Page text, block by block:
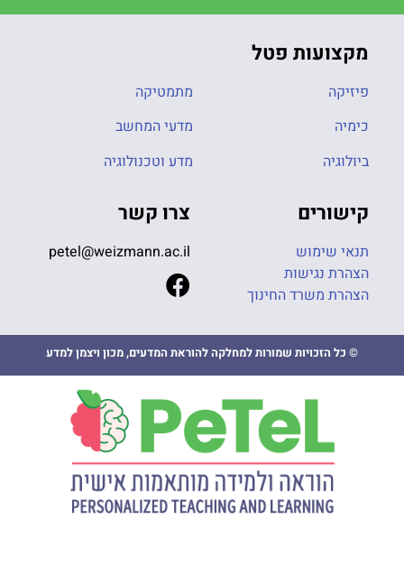
מקצועות פטל
פיזיקה
כימיה
ביולוגיה
מתמטיקה
מדעי המחשב
מדע וטכנולוגיה
קישורים
תנאי שימוש
הצהרת נגישות
הצהרת משרד החינוך
צרו קשר
petel@weizmann.ac.il
© כל הזכויות שמורות למחלקה להוראת המדעים, מכון ויצמן למדע